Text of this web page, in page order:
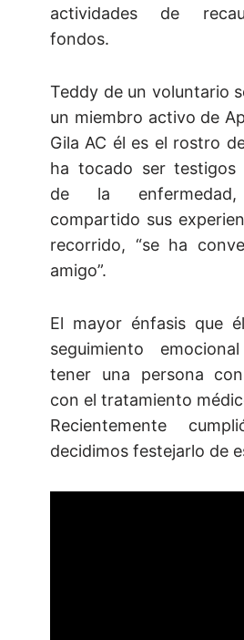
actividades de
fondos.
Teddy de un voluntario
un miembro activo de
Gila AC él es el rostro
ha tocado ser testigos
de la
compartido sus
recorrido, “se ha
amigo”.
El mayor énfasis que
seguimiento
tener una persona
con el tratamiento
Recientemente
decidimos festejarlo de